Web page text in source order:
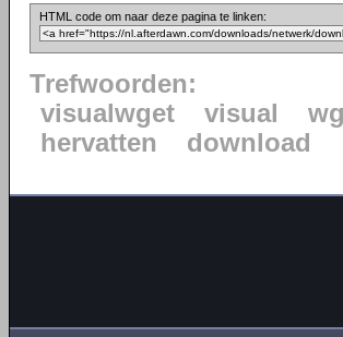
HTML code om naar deze pagina te linken:
Trefwoorden:
visualwget
visual
hervatten
download